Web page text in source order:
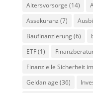
Altersvorsorge (14)
Assekuranz (7)
Baufinanzierung(6)
ETF(1)
Finanzielle Sicherheit
Geldanlage (36)